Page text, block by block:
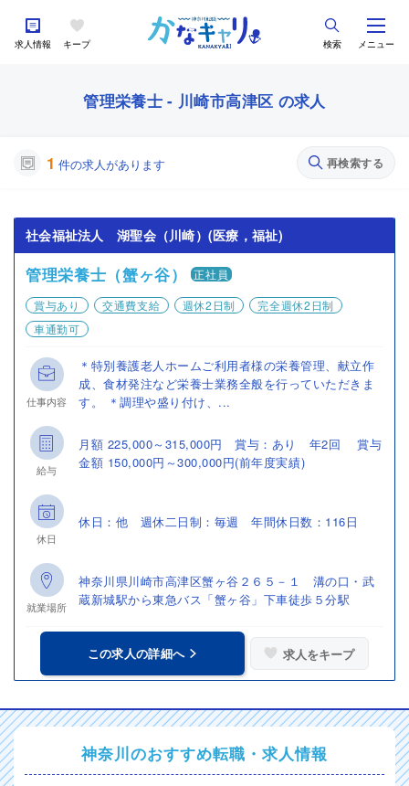
求人情報 キープ 検索 メニュー
管理栄養士 - 川崎市高津区 の求人
1 件の求人があります 再検索する
社会福祉法人 湖聖会（川崎）(医療，福祉)
管理栄養士（蟹ヶ谷）
正社員
賞与あり
交通費支給 週休2日制
完全週休2日制
車通勤可
仕事内容
＊特別養護老人ホームご利用者様の栄養管理、献立作
成、食材発注など栄養士業務全般を行っていただきま
す。 ＊調理や盛り付け、...
給与
月額 225,000～315,000円 賞与：あり 年2回 賞与
金額 150,000円～300,000円(前年度実績)
休日
休日：他 週休二日制：毎週 年間休日数：116日
就業場所
神奈川県川崎市高津区蟹ヶ谷２６５－１ 溝の口・武
蔵新城駅から東急バス「蟹ヶ谷」下車徒歩５分駅
この求人の詳細へ 求人をキープ
神奈川のおすすめ転職・求人情報